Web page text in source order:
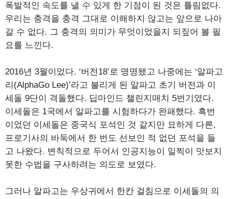
폭발적인 속도를 낼 수 있게 한 기점이 된 것은 틀림없다.
우리는 충격을 충격 그대로 이해하지 않고는 앞으로 나아
갈 수 없다. 그 충격의 의미가 무엇이었을지 되짚어 볼 필
요를 느낀다.
2016년 3월이었다. ‘버전18’로 명명됐고 나중에는 ‘알파고
리(AlphaGo Lee)’라고 불리게 된 알파고 초기 버전과 이
세돌 9단이 격돌했다. 딥마인드 챌린지매치 5번기였다.
이세돌은 1국에서 알파고를 시험하다가 완패했다. 흑번
이었던 이세돌은 중국식 포석인 것 같지만 묘하게 다른,
프로기사의 바둑에서 한 번도 선보인 적 없던 포석을 들
고 나왔다. 변칙적으로 두어서 인공지능이 일찍이 맛보지
못한 수법을 구사하려는 의도로 보였다.
그러나 알파고는 우상귀에서 한칸 걸침으로 이세돌의 의